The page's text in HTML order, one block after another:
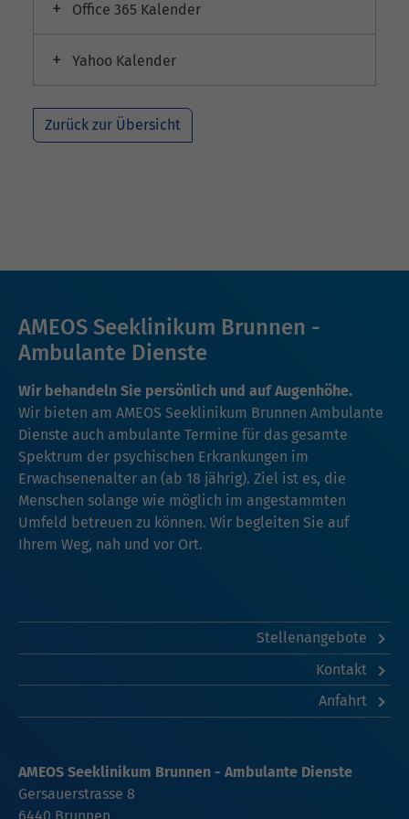
Office 365 Kalender
Yahoo Kalender
Zurück zur Übersicht
AMEOS Seeklinikum Brunnen -
Ambulante Dienste
Wir behandeln Sie persönlich und auf Augenhöhe.
Wir bieten am AMEOS Seeklinikum Brunnen Ambulante
Dienste auch ambulante Termine für das gesamte
Spektrum der psychischen Erkrankungen im
Erwachsenenalter an (ab 18 jährig). Ziel ist es, die
Menschen solange wie möglich im angestammten
Umfeld betreuen zu können. Wir begleiten Sie auf
Ihrem Weg, nah und vor Ort.
Stellenangebote
Kontakt
Anfahrt
AMEOS Seeklinikum Brunnen - Ambulante Dienste
Gersauerstrasse 8